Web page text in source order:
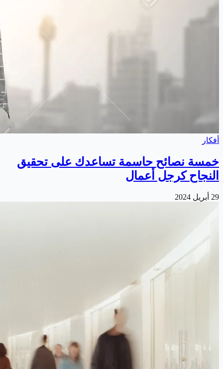
أفكار
خمسة نصائح حاسمة تساعدك على تحقيق
النجاح كرجل أعمال
29 أبريل 2024